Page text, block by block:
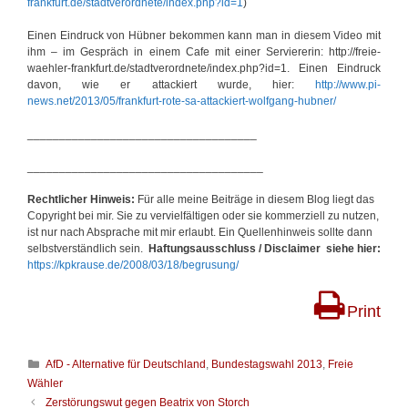
frankfurt.de/stadtverordnete/index.php?id=1)
Einen Eindruck von Hübner bekommen kann man in diesem Video mit
ihm – im Gespräch in einem Cafe mit einer Serviererin: http://freie-
waehler-frankfurt.de/stadtverordnete/index.php?id=1. Einen Eindruck
davon, wie er attackiert wurde, hier:
http://www.pi-
news.net/2013/05/frankfurt-rote-sa-attackiert-wolfgang-hubner/
Rechtlicher Hinweis: Für alle meine Beiträge in diesem Blog liegt das
Copyright bei mir. Sie zu vervielfältigen oder sie kommerziell zu nutzen,
ist nur nach Absprache mit mir erlaubt. Ein Quellenhinweis sollte dann
selbstverständlich sein. Haftungsausschluss / Disclaimer siehe hier:
https://kpkrause.de/2008/03/18/begrusung/
Print
K
a
t
AfD - Alternative für Deutschland , Bundestagswahl 2013, Freie
Wähler
B
Zerstörungswut gegen Beatrix von Storch